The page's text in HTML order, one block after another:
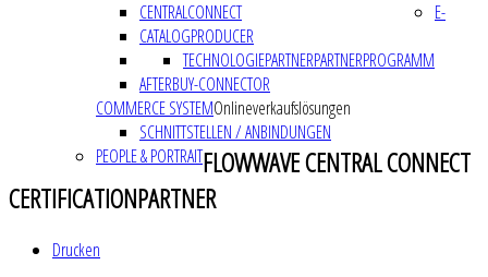
CENTRALCONNECT
CATALOGPRODUCER
PARTNERPROGRAMM
TECHNOLOGIEPARTNER
AFTERBUY-CONNECTOR
E-
COMMERCE SYSTEMOnlineverkaufslösungen
SCHNITTSTELLEN / ANBINDUNGEN
PEOPLE & PORTRAITFLOWWAVE CENTRAL CONNECT
CERTIFICATIONPARTNER
Drucken